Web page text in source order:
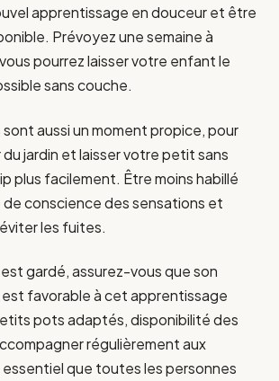
apprentissage en douceur et être
Prévoyez une semaine à
pourrez laisser votre enfant le
sans couche.
sont aussi un moment propice, pour
jardin et laisser votre petit sans
plus facilement. Être moins habillé
de conscience des sensations et
les fuites.
gardé, assurez-vous que son
favorable à cet apprentissage
pots adaptés, disponibilité des
régulièrement aux
que toutes les personnes